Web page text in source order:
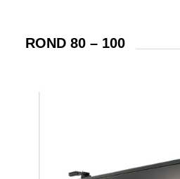
ROND 80 – 100